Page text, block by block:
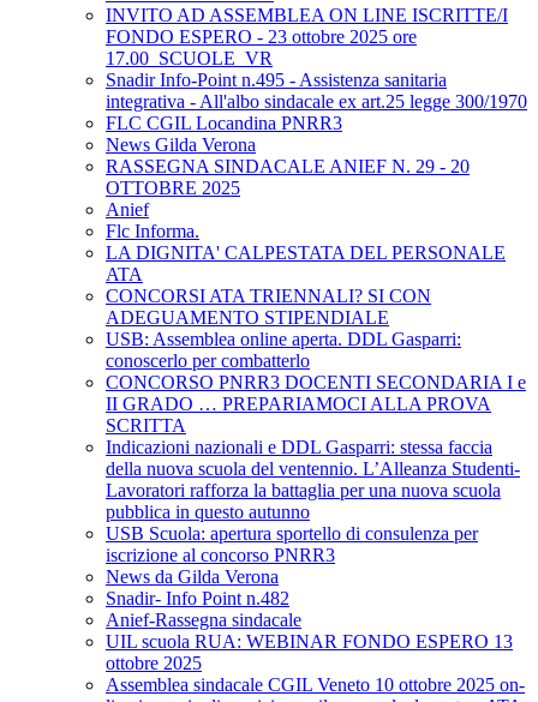
INVITO AD ASSEMBLEA ON LINE ISCRITTE/I
FONDO ESPERO - 23 ottobre 2025 ore
17.00_SCUOLE_VR
Snadir Info-Point n.495 - Assistenza sanitaria
integrativa - All'albo sindacale ex art.25 legge 300/1970
FLC CGIL Locandina PNRR3
News Gilda Verona
RASSEGNA SINDACALE ANIEF N. 29 - 20
OTTOBRE 2025
Anief
Flc Informa.
LA DIGNITA' CALPESTATA DEL PERSONALE
ATA
CONCORSI ATA TRIENNALI? SI CON
ADEGUAMENTO STIPENDIALE
USB: Assemblea online aperta. DDL Gasparri:
conoscerlo per combatterlo
CONCORSO PNRR3 DOCENTI SECONDARIA I e
II GRADO … PREPARIAMOCI ALLA PROVA
SCRITTA
Indicazioni nazionali e DDL Gasparri: stessa faccia
della nuova scuola del ventennio. L’Alleanza Studenti-
Lavoratori rafforza la battaglia per una nuova scuola
pubblica in questo autunno
USB Scuola: apertura sportello di consulenza per
iscrizione al concorso PNRR3
News da Gilda Verona
Snadir- Info Point n.482
Anief-Rassegna sindacale
UIL scuola RUA: WEBINAR FONDO ESPERO 13
ottobre 2025
Assemblea sindacale CGIL Veneto 10 ottobre 2025 on-